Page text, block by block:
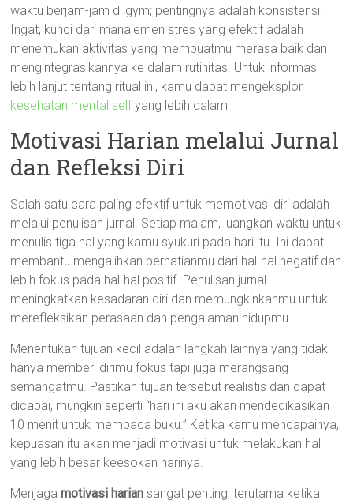
waktu berjam-jam di gym; pentingnya adalah konsistensi.
Ingat, kunci dari manajemen stres yang efektif adalah
menemukan aktivitas yang membuatmu merasa baik dan
mengintegrasikannya ke dalam rutinitas. Untuk informasi
lebih lanjut tentang ritual ini, kamu dapat mengeksplor
kesehatan mental selfyang lebih dalam.
Motivasi Harian melalui Jurnal
dan Refleksi Diri
Salah satu cara paling efektif untuk memotivasi diri adalah
melalui penulisan jurnal. Setiap malam, luangkan waktu untuk
menulis tiga hal yang kamu syukuri pada hari itu. Ini dapat
membantu mengalihkan perhatianmu dari hal-hal negatif dan
lebih fokus pada hal-hal positif. Penulisan jurnal
meningkatkan kesadaran diri dan memungkinkanmu untuk
merefleksikan perasaan dan pengalaman hidupmu.
Menentukan tujuan kecil adalah langkah lainnya yang tidak
hanya memberi dirimu fokus tapi juga merangsang
semangatmu. Pastikan tujuan tersebut realistis dan dapat
dicapai, mungkin seperti “hari ini aku akan mendedikasikan
10 menit untuk membaca buku.” Ketika kamu mencapainya,
kepuasan itu akan menjadi motivasi untuk melakukan hal
yang lebih besar keesokan harinya.
Menjagamotivasi harian sangat penting, terutama ketika